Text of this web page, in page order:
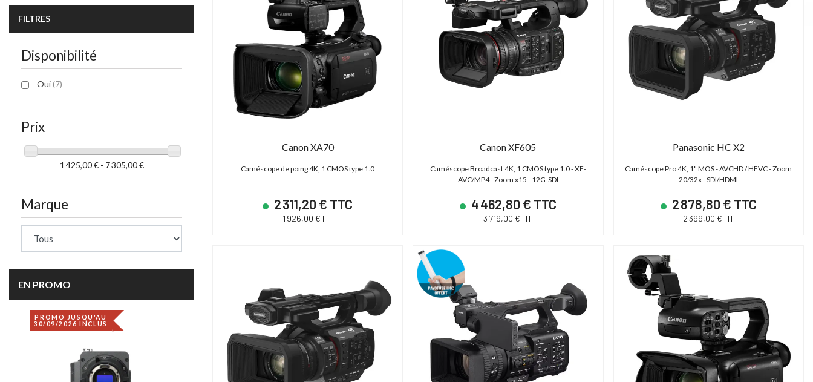
FILTRES
Disponibilité
Oui(7)
Prix
1 425,00 € - 7 305,00 €
Marque
EN PROMO
PROMO JUSQU'AU
30/09/2026 INCLUS
DÉSTOCKAGE DÉSTOCKAGE
PROMO JUSQU'AU
31/12/2026 INCLUS
Canon XA70
Caméscope de poing 4K, 1 CMOS type 1.0
2 311,20 € TTC
1 926,00 € HT
Canon XF605
Caméscope Broadcast 4K, 1 CMOS type 1.0 - XF-
AVC/MP4 - Zoom x15 - 12G-SDI
4 462,80 € TTC
3 719,00 € HT
Panasonic HC X2
Caméscope Pro 4K, 1" MOS - AVCHD / HEVC - Zoom
20/32x - SDI/HDMI
2 878,80 € TTC
2 399,00 € HT